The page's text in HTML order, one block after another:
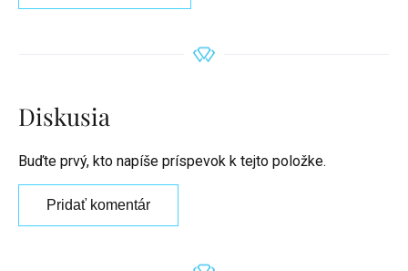
Diskusia
Buďte prvý, kto napíše príspevok k tejto položke.
Pridať komentár